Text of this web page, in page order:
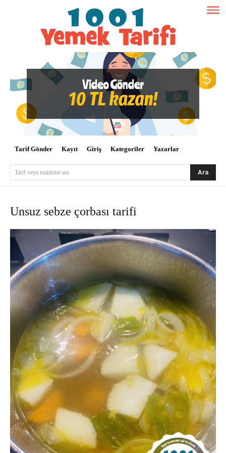
Tarif Gönder Kayıt Giriş Kategoriler Yazarlar
Tarif veya malzeme ara Ara
Unsuz sebze çorbası tarifi